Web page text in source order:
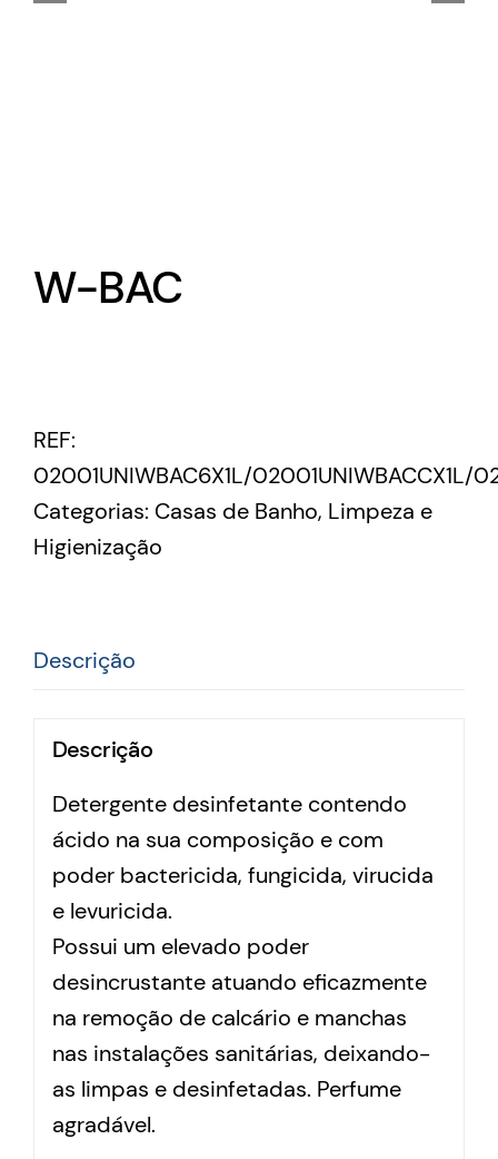
W-BAC
REF:
02001UNIWBAC6X1L/02001UNIWBACCX1L/
Categorias: Casas de Banho, Limpeza e
Higienização
Descrição
Descrição
Detergente desinfetante contendo
ácido na sua composição e com
poder bactericida, fungicida, virucida
e levuricida.
Possui um elevado poder
desincrustante atuando eficazmente
na remoção de calcário e manchas
nas instalações sanitárias, deixando-
as limpas e desinfetadas. Perfume
agradável.